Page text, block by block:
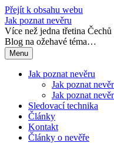
Přejít k obsahu webu
Jak poznat nevěru
Více než jedna třetina
Blog na ožehavé téma…
Menu
Jak poznat nevěru
Jak poznat
Jak poznat
Sledovací technika
Články
Kontakt
Články o nevěře